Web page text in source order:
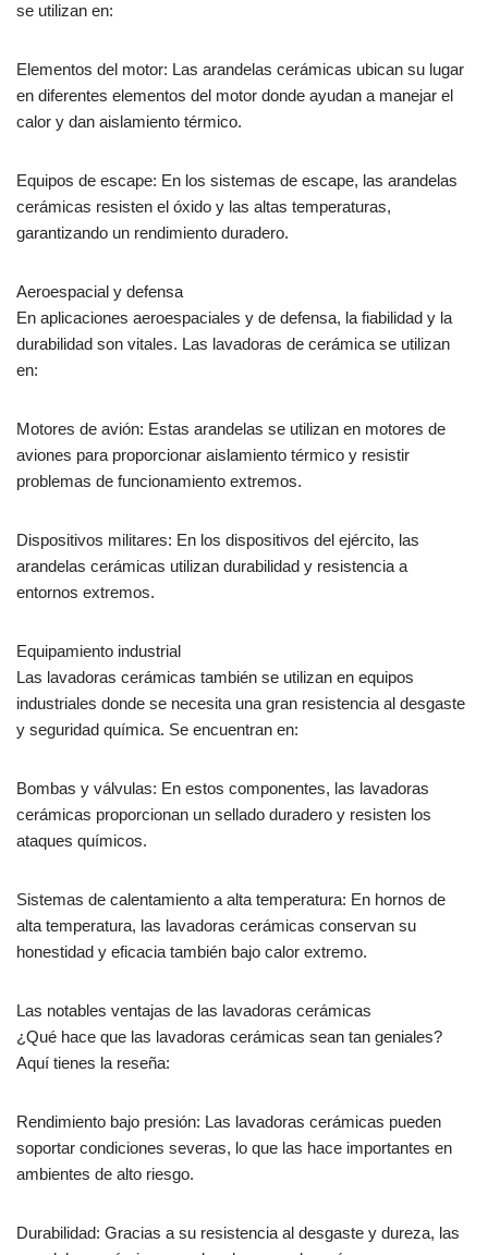
se utilizan en:
Elementos del motor: Las arandelas cerámicas ubican su lugar
en diferentes elementos del motor donde ayudan a manejar el
calor y dan aislamiento térmico.
Equipos de escape: En los sistemas de escape, las arandelas
cerámicas resisten el óxido y las altas temperaturas,
garantizando un rendimiento duradero.
Aeroespacial y defensa
En aplicaciones aeroespaciales y de defensa, la fiabilidad y la
durabilidad son vitales. Las lavadoras de cerámica se utilizan
en:
Motores de avión: Estas arandelas se utilizan en motores de
aviones para proporcionar aislamiento térmico y resistir
problemas de funcionamiento extremos.
Dispositivos militares: En los dispositivos del ejército, las
arandelas cerámicas utilizan durabilidad y resistencia a
entornos extremos.
Equipamiento industrial
Las lavadoras cerámicas también se utilizan en equipos
industriales donde se necesita una gran resistencia al desgaste
y seguridad química. Se encuentran en:
Bombas y válvulas: En estos componentes, las lavadoras
cerámicas proporcionan un sellado duradero y resisten los
ataques químicos.
Sistemas de calentamiento a alta temperatura: En hornos de
alta temperatura, las lavadoras cerámicas conservan su
honestidad y eficacia también bajo calor extremo.
Las notables ventajas de las lavadoras cerámicas
¿Qué hace que las lavadoras cerámicas sean tan geniales?
Aquí tienes la reseña:
Rendimiento bajo presión: Las lavadoras cerámicas pueden
soportar condiciones severas, lo que las hace importantes en
ambientes de alto riesgo.
Durabilidad: Gracias a su resistencia al desgaste y dureza, las